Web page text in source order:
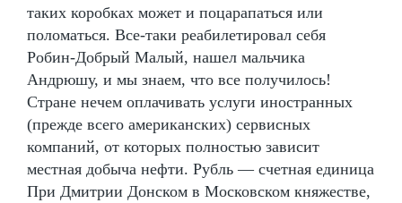
таких коробках может и поцарапаться или
поломаться. Все-таки реабилетировал себя
Робин-Добрый Малый, нашел мальчика
Андрюшу, и мы знаем, что все получилось!
Стране нечем оплачивать услуги иностранных
(прежде всего американских) сервисных
компаний, от которых полностью зависит
местная добыча нефти. Рубль — счетная единица
При Дмитрии Донском в Московском княжестве,